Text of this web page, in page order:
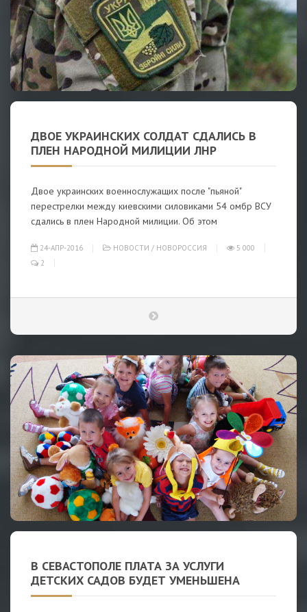
ДВОЕ УКРАИНСКИХ СОЛДАТ СДАЛИСЬ В
ПЛЕН НАРОДНОЙ МИЛИЦИИ ЛНР
Двое украинских военнослужащих после "пьяной"
перестрелки между киевскими силовиками 54 омбр ВСУ
сдались в плен Народной милиции. Об этом
24-АПР-2016 НОВОСТИ / НОВОРОССИЯ
5 000
2
В СЕВАСТОПОЛЕ ПЛАТА ЗА УСЛУГИ
ДЕТСКИХ САДОВ БУДЕТ УМЕНЬШЕНА